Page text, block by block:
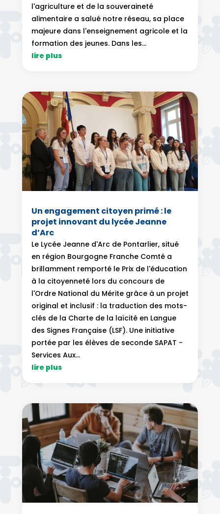
l'agriculture et de la souveraineté
alimentaire a salué notre réseau, sa place
majeure dans l'enseignement agricole et la
formation des jeunes. Dans les...
lire plus
Un engagement citoyen primé : le
projet innovant du lycée Jeanne
d’Arc
Le Lycée Jeanne d'Arc de Pontarlier, situé
en région Bourgogne Franche Comté a
brillamment remporté le Prix de l'éducation
à la citoyenneté lors du concours de
l'Ordre National du Mérite grâce à un projet
original et inclusif : la traduction des mots-
clés de la Charte de la laïcité en Langue
des Signes Française (LSF). Une initiative
portée par les élèves de seconde SAPAT -
Services Aux...
lire plus